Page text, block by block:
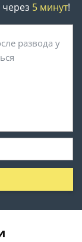
5 минут!